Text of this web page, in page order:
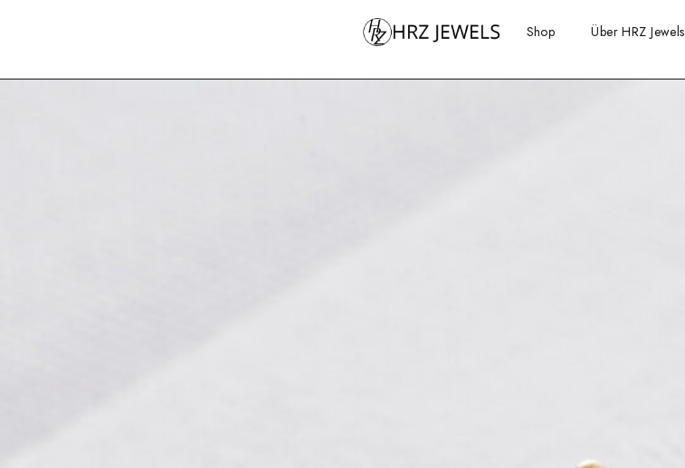
Shop Über HRZ Jewels